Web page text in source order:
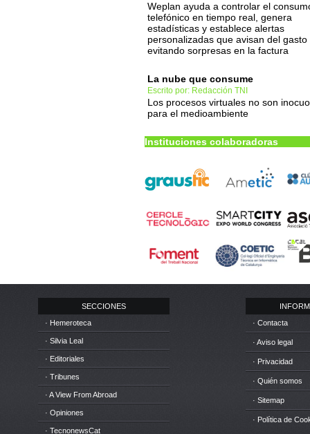
Weplan ayuda a controlar el
telefónico en tiempo real, genera
estadísticas y establece alertas
personalizadas que avisan del gasto
evitando sorpresas en la factura
La nube que consume
Escrito por: Redacción TNI
Los procesos virtuales no son
para el medioambiente
Instituciones colaboradoras
SECCIONES
· Hemeroteca
· Silvia Leal
· Editoriales
· Tribunes
· A View From Abroad
· Opiniones
· TecnonewsCat
· Contacta
· Aviso legal
· Privacidad
· Quién somos
· Sitemap
· Política de